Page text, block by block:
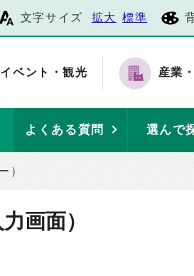
文字サイズ 拡大 標準
イベント・観光 産業
よくある質問 選んで
）
画面）